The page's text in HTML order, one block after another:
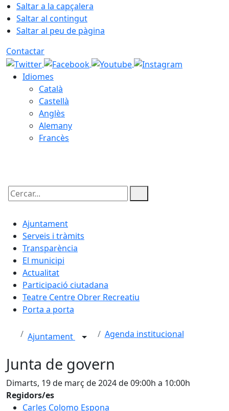
Saltar a la capçalera
Saltar al contingut
Saltar al peu de pàgina
Contactar
Idiomes
Català
Castellà
Anglès
Alemany
Francès
Cercar:
Ajuntament
Serveis i tràmits
Transparència
El municipi
Actualitat
Participació ciutadana
Teatre Centre Obrer Recreatiu
Porta a porta
Ajuntament Agenda institucional
Junta de govern
Dimarts, 19 de març de 2024 de 09:00h a 10:00h
Regidors/es
Carles Colomo Espona